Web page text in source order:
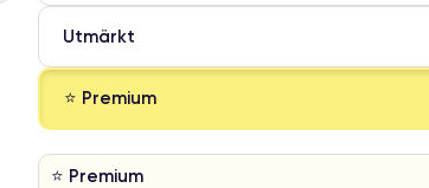
Utmärkt
⭐ Premium
⭐ Premium